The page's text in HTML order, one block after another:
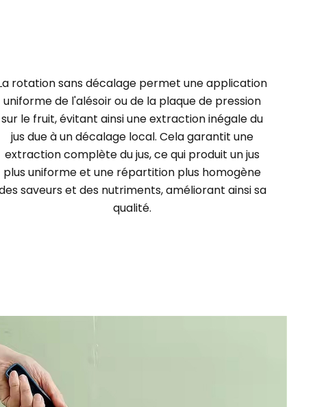
rotation sans décalage permet une application
uniforme de l'alésoir ou de la plaque de pression
sur le fruit, évitant ainsi une extraction inégale du
jus due à un décalage local. Cela garantit une
extraction complète du jus, ce qui produit un jus
plus uniforme et une répartition plus homogène
saveurs et des nutriments, améliorant ainsi sa
qualité.